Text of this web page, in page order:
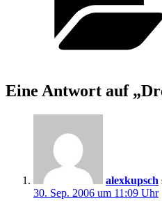
Eine Antwort auf
alexkupsch
30. Sep. 2006 um 11:09 Uhr